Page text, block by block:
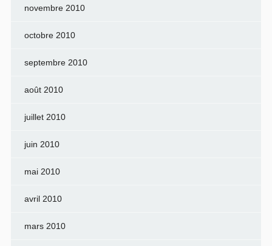
novembre 2010
octobre 2010
septembre 2010
août 2010
juillet 2010
juin 2010
mai 2010
avril 2010
mars 2010